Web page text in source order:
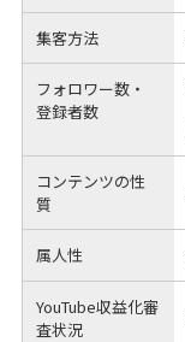
集客方法
フォロワー数・
登録者数
コンテンツの性
質
属人性
YouTube収益化審
査状況